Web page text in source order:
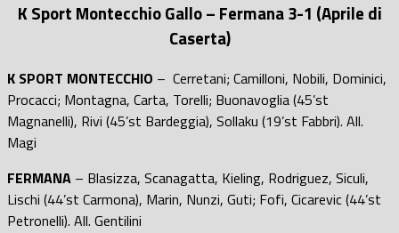
K Sport Montecchio Gallo – Fermana 3-1 (Aprile di
Caserta)
K SPORT MONTECCHIO – Cerretani; Camilloni, Nobili, Dominici,
Procacci; Montagna, Carta, Torelli; Buonavoglia (45’st
Magnanelli), Rivi (45’st Bardeggia), Sollaku (19’st Fabbri). All.
Magi
FERMANA – Blasizza, Scanagatta, Kieling, Rodriguez, Siculi,
Lischi (44’st Carmona), Marin, Nunzi, Guti; Fofi, Cicarevic (44’st
Petronelli). All. Gentilini